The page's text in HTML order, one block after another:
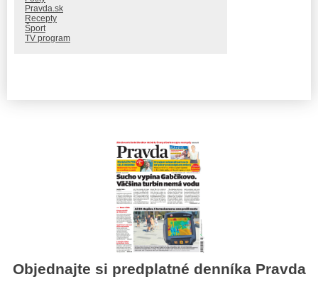
Pravda.sk
Recepty
Šport
TV program
Objednajte si predplatné denníka Pravda